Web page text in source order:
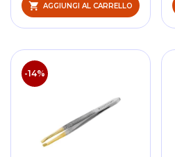
AGGIUNGI AL CARRELLO
-14%